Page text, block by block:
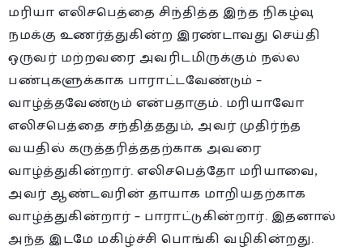
மரியா எலிசபெத்தை சிந்தித்த இந்த நிகழ்வு
நமக்கு உணர்த்துகின்ற இரண்டாவது செய்தி
ஒருவர் மற்றவரை அவரிடமிருக்கும் நல்ல
பண்புகளுக்காக பாராட்டவேண்டும் –
வாழ்த்தவேண்டும் என்பதாகும். மரியாவோ
எலிசபெத்தை சந்தித்ததும், அவர் முதிர்ந்த
வயதில் கருத்தரித்ததற்காக அவரை
வாழ்த்துகின்றார். எலிசபெத்தோ மரியாவை,
அவர் ஆண்டவரின் தாயாக மாறியதற்காக
வாழ்த்துகின்றார் – பாராட்டுகின்றார். இதனால்
அந்த இடமே மகிழ்ச்சி பொங்கி வழிகின்றது.